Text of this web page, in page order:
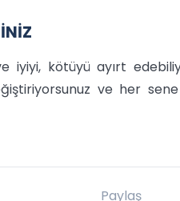
iyiyi, kötüyü ayırt
ve her
Paylaş